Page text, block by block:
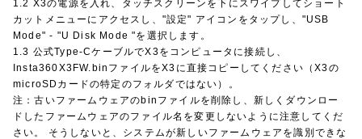
1.2 X3の電源を入れ、タッチスクリーンを下にスワイプしてショート
カットメニューにアクセスし、"設定" アイコンをタップし、"USB
Mode" - "U Disk Mode "を選択します。
1.3 公式Type-CケーブルでX3をコンピュータに接続し、
Insta360X3FW.binファイルをX3に直接コピーしてください（X3の
microSDカードの特定のフォルダではない）。
注：古いファームウェアのbinファイルを削除し、新しくダウンロー
ドしたファームウェアのファイル名を変更しないように注意してくだ
さい。 そうしないと、システムが新しいファームウェアを識別できな